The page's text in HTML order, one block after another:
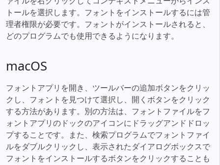
トールを選択します。フォントをインストールするには管
理者権限が必要です。フォントがインストールされると、
どのプログラムでも使用できるようになります。
macOS
フォントアプリを開き、ツールバーの追加ボタンをクリッ
クし、フォントを見つけて選択し、開くボタンをクリック
する方法があります。別の方法は、フォントファイルをフ
ォントアプリのドックのアイコンにドラッグアンドドロッ
プすることです。また、検索プログラムでフォントファイ
ルをダブルクリックし、表示されたダイアログボックスで
フォントをインストールするボタンをクリックすることも